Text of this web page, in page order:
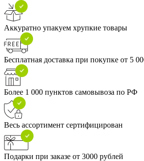
Аккуратно упакуем хрупкие товары
Бесплатная доставка при покупке от 5
Более 1 000 пунктов самовывоза по РФ
Весь ассортимент сертифицирован
Подарки при заказе от 3000 рублей